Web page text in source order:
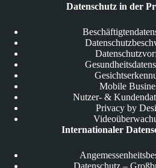
Datenschutz in der
Mobile
Nutzer- &
Privacy by
Internationaler
Datenschutz –